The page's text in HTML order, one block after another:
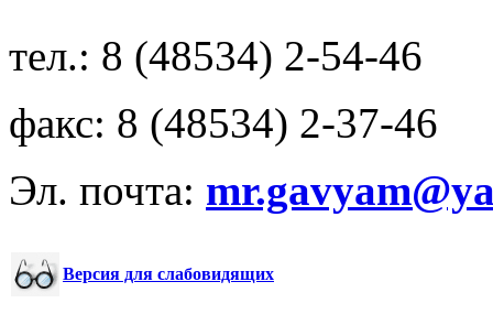
тел.: 8 (48534) 2-54-46
факс: 8 (48534) 2-37-46
Эл. почта:
Версия для слабовидящих